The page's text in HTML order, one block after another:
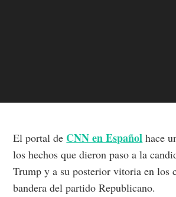
El portal de CNN en Español hace
los hechos que dieron paso a la
Trump y a su posterior vitoria en los
bandera del partido Republicano.